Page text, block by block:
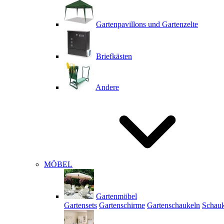
Gartenpavillons und Gartenzelte
Briefkästen
Andere
MÖBEL
Gartenmöbel
Gartensets Gartenschirme Gartenschaukeln